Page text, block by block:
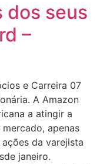
dos seus
–
e Carreira 07
A Amazon
a atingir a
apenas
da varejista
janeiro.